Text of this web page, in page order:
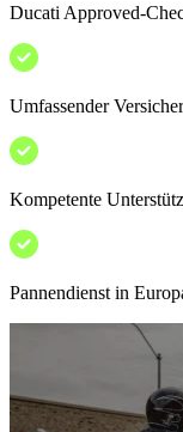
Ducati Approved-
Umfassender
Kompetente
Pannendienst in